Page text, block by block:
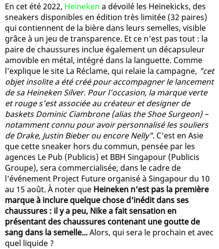
En cet été 2022, Heineken a dévoilé les Heinekicks, des
sneakers disponibles en édition très limitée (32 paires)
qui contiennent de la bière dans leurs semelles, visible
grâce à un jeu de transparence. Et ce n'est pas tout : la
paire de chaussures inclue également un décapsuleur
amovible en métal, intégré dans la languette. Comme
l'explique le site La Réclame, qui relaie la campagne, "cet
objet insolite a été créé pour accompagner le lancement
de sa Heineken Silver. Pour l’occasion, la marque verte
et rouge s’est associée au créateur et designer de
baskets Dominic Ciambrone (alias the Shoe Surgeon) –
notamment connu pour avoir personnalisé les souliers
de Drake, Justin Bieber ou encore Nelly". C'est en Asie
que cette sneaker hors du commun, pensée par les
agences Le Pub (Publicis) et BBH Singapour (Publicis
Groupe), sera commercialisée, dans le cadre de
l'événement Project Future organisé à Singapour du 10
au 15 août. À noter que Heineken n'est pas la première
marque à inclure quelque chose d'inédit dans ses
chaussures : il y a peu, Nike a fait sensation en
présentant des chaussures contenant une goutte de
sang dans la semelle...Alors, qui sera le prochain et avec
quel liquide ?